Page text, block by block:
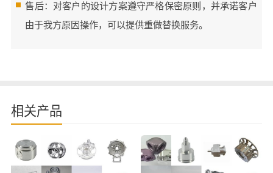
售后：对客户的设计方案遵守严格保密原则，并承诺客户
由于我方原因操作，可以提供重做替换服务。
相关产品